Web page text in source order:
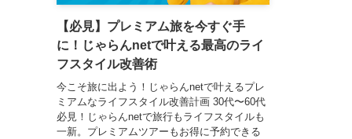
【必見】プレミアム旅を今すぐ手
に！じゃらんnetで叶える最高のライ
フスタイル改善術
今こそ旅に出よう！じゃらんnetで叶えるプレ
ミアムなライフスタイル改善計画 30代〜60代
必見！じゃらんnetで旅行もライフスタイルも
一新。プレミアムツアーもお得に予約できる